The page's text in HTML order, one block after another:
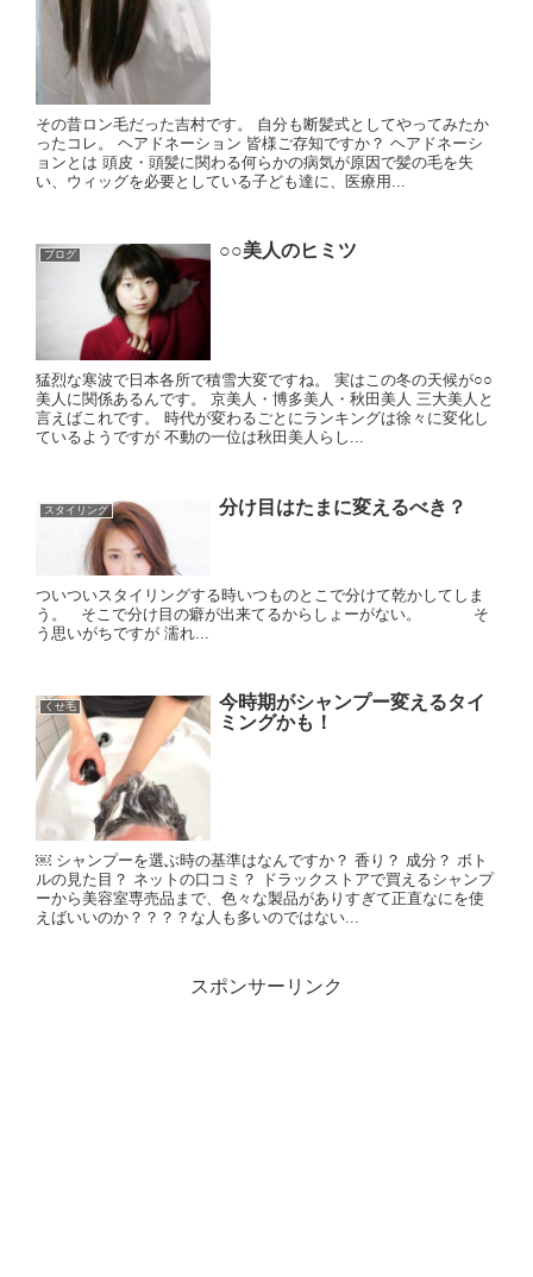
その昔ロン毛だった吉村です。 自分も断髪式としてやってみたか
ったコレ。 ヘアドネーション 皆様ご存知ですか？ ヘアドネーシ
ョンとは 頭皮・頭髪に関わる何らかの病気が原因で髪の毛を失
い、ウィッグを必要としている子ども達に、医療用...
ブログ ○○美人のヒミツ
猛烈な寒波で日本各所で積雪大変ですね。 実はこの冬の天候が○○
美人に関係あるんです。 京美人・博多美人・秋田美人 三大美人と
言えばこれです。 時代が変わるごとにランキングは徐々に変化し
ているようですが 不動の一位は秋田美人らし...
スタイリング 分け目はたまに変えるべき？
ついついスタイリングする時いつものとこで分けて乾かしてしま
う。 そこで分け目の癖が出来てるからしょーがない。 そ
う思いがちですが 濡れ...
くせ毛
今時期がシャンプー変えるタイ
ミングかも！
￼ シャンプーを選ぶ時の基準はなんですか？ 香り？ 成分？ ボト
ルの見た目？ ネットの口コミ？ ドラックストアで買えるシャンプ
ーから美容室専売品まで、色々な製品がありすぎて正直なにを使
えばいいのか？？？？な人も多いのではない...
スポンサーリンク